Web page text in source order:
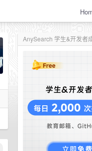
AnySearch 学生&开发者